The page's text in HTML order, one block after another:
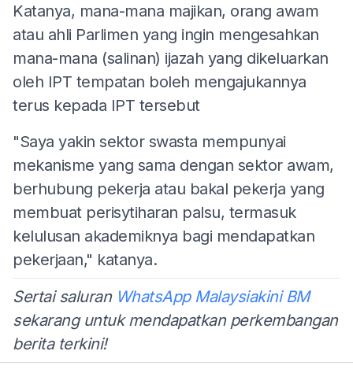
Katanya, mana-mana majikan, orang awam
atau ahli Parlimen yang ingin mengesahkan
mana-mana (salinan) ijazah yang dikeluarkan
oleh IPT tempatan boleh mengajukannya
terus kepada IPT tersebut
"Saya yakin sektor swasta mempunyai
mekanisme yang sama dengan sektor awam,
berhubung pekerja atau bakal pekerja yang
membuat perisytiharan palsu, termasuk
kelulusan akademiknya bagi mendapatkan
pekerjaan," katanya.
Sertai saluran WhatsApp Malaysiakini BM
sekarang untuk mendapatkan perkembangan
berita terkini!